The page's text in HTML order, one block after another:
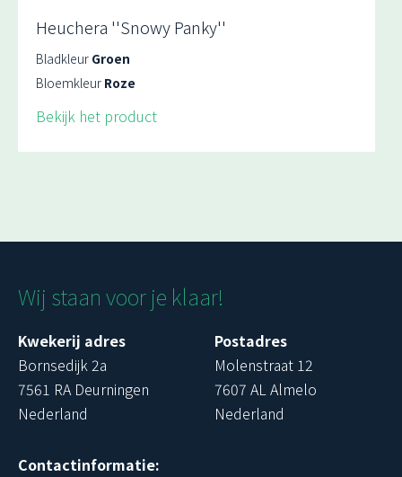
Heuchera ''Snowy Panky''
Bladkleur Groen
Bloemkleur Roze
Bekijk het product
Wij staan voor je klaar!
Kwekerij adres
Bornsedijk 2a
7561 RA Deurningen
Nederland
Postadres
Molenstraat 12
7607 AL Almelo
Nederland
Contactinformatie: